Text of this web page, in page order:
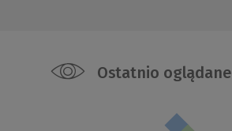
Ostatnio